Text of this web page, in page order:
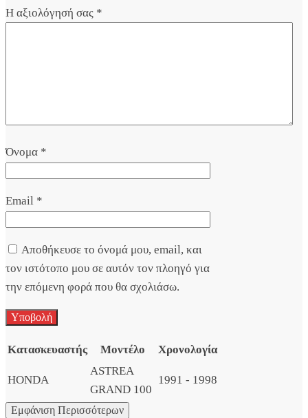
Η αξιολόγησή σας *
Όνομα *
Email *
Αποθήκευσε το όνομά μου, email, και
τον ιστότοπο μου σε αυτόν τον πλοηγό για
την επόμενη φορά που θα σχολιάσω.
Κατασκευαστής Μοντέλο Χρονολογία
HONDA
ASTREA
GRAND 100
1991 - 1998